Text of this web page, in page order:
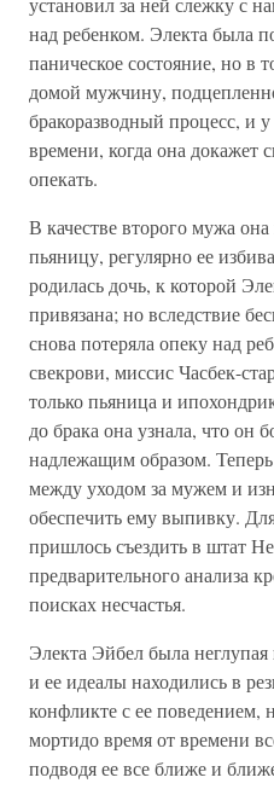
над ребенком. Электа была
паническое состояние, но в
домой мужчину,
бракоразводный процесс, и
времени, когда она докажет
опекать.
В качестве второго мужа
пьяницу, регулярно ее
родилась дочь, к которой
привязана; но вследствие
снова потеряла опеку над
свекрови, миссис Часбек-
только пьяница и
до брака она узнала, что он
надлежащим образом.
между уходом за мужем и
обеспечить ему выпивку.
пришлось съездить в штат
предварительного анализа
поисках несчастья.
Электа Эйбел была
и ее идеалы находились в
конфликте с ее поведением,
мортидо время от времени
подводя ее все ближе и